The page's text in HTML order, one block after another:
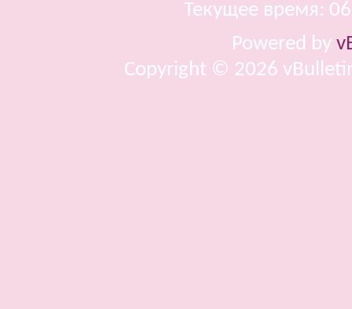
Текущее время:
Powered by
Copyright © 2026